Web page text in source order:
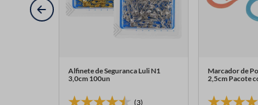
Alfinete de Seguranca Luli N1
3,0cm 100un
(3)
Marcador de
2,5cm Pacote